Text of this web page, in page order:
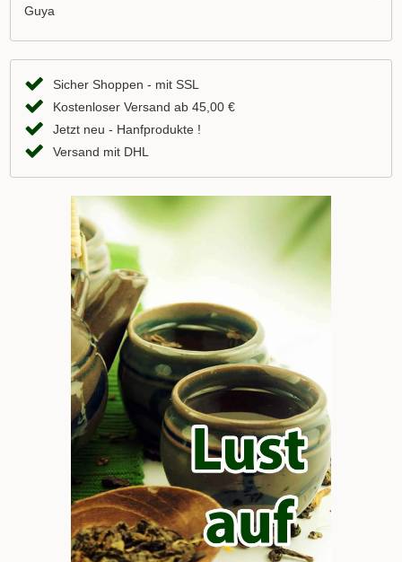
Guya
Sicher Shoppen - mit SSL
Kostenloser Versand ab 45,00 €
Jetzt neu - Hanfprodukte !
Versand mit DHL